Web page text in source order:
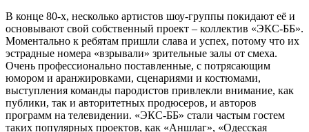
В конце 80-х, несколько артистов шоу-группы покидают её и
основывают свой собственный проект – коллектив «ЭКС-ББ».
Моментально к ребятам пришли слава и успех, потому что их
эстрадные номера «взрывали» зрительные залы от смеха.
Очень профессионально поставленные, с потрясающим
юмором и аранжировками, сценариями и костюмами,
выступления команды пародистов привлекли внимание, как
публики, так и авторитетных продюсеров, и авторов
программ на телевидении. «ЭКС-ББ» стали частым гостем
таких популярных проектов, как «Аншлаг», «Одесская